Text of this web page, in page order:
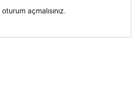
oturum açmalısınız.